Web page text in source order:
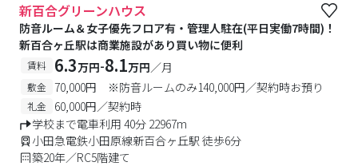
新百合グリーンハウス
防音ルーム＆女子優先フロア有・管理人駐在(平日実働7時間)！
新百合ヶ丘駅は商業施設があり買い物に便利
賃料 6.3万円-8.1万円／月
敷金 70,000円 ※防音ルームのみ140,000円／契約時お預り
礼金
60,000円／契約時
学校まで電車利用 40分 22967m
小田急電鉄小田原線新百合ヶ丘駅 徒歩6分
築20年／RC5階建て